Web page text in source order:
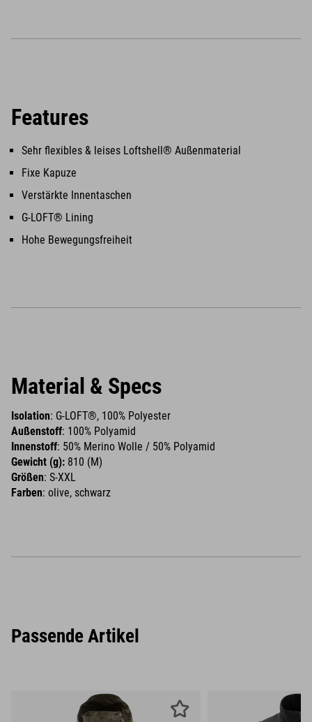
Features
Sehr flexibles & leises Loftshell® Außenmaterial
Fixe Kapuze
Verstärkte Innentaschen
G-LOFT® Lining
Hohe Bewegungsfreiheit
Material & Specs
Isolation: G-LOFT®, 100% Polyester
Außenstoff: 100% Polyamid
Innenstoff: 50% Merino Wolle / 50% Polyamid
Gewicht (g): 810 (M)
Größen: S-XXL
Farben: olive, schwarz
Passende Artikel